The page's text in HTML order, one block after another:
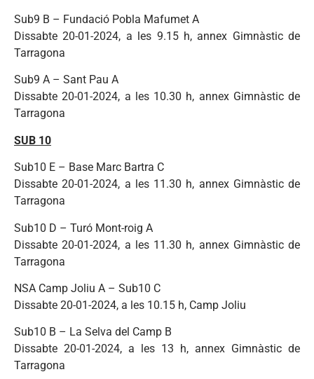
Sub9 B – Fundació Pobla Mafumet A
Dissabte 20-01-2024, a les 9.15 h, annex Gimnàstic de
Tarragona
Sub9 A – Sant Pau A
Dissabte 20-01-2024, a les 10.30 h, annex Gimnàstic de
Tarragona
SUB 10
Sub10 E – Base Marc Bartra C
Dissabte 20-01-2024, a les 11.30 h, annex Gimnàstic de
Tarragona
Sub10 D – Turó Mont-roig A
Dissabte 20-01-2024, a les 11.30 h, annex Gimnàstic de
Tarragona
NSA Camp Joliu A – Sub10 C
Dissabte 20-01-2024, a les 10.15 h, Camp Joliu
Sub10 B – La Selva del Camp B
Dissabte 20-01-2024, a les 13 h, annex Gimnàstic de
Tarragona